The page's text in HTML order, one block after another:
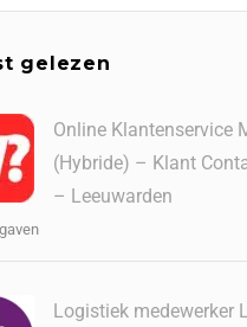
gelezen
Online Klantenservice
(Hybride) – Klant
– Leeuwarden
Logistiek medewerker